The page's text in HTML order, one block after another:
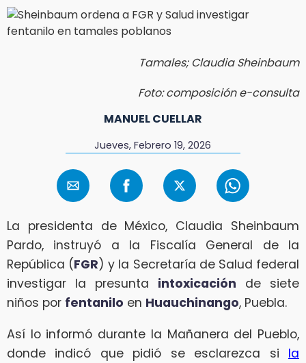
Tamales; Claudia Sheinbaum
Foto: composición e-consulta
MANUEL CUELLAR
Jueves, Febrero 19, 2026
La presidenta de México, Claudia Sheinbaum
Pardo, instruyó a la Fiscalía General de la
República (FGR) y la Secretaría de Salud federal
investigar la presunta intoxicación de siete
niños por fentanilo en Huauchinango, Puebla.
Así lo informó durante la Mañanera del Pueblo,
donde indicó que pidió se esclarezca si la